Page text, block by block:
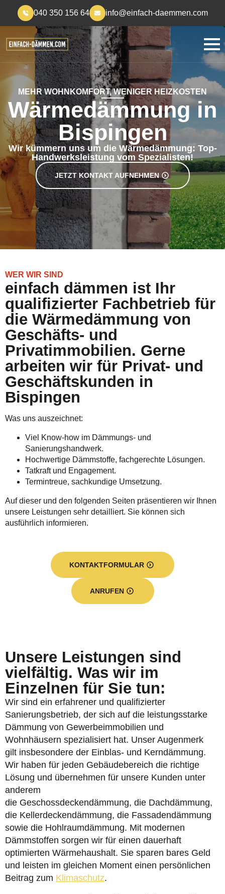
040 350 156 64 info@einfach-daemmen.com
MEHR WOHNKOMFORT, WENIGER HEIZKOSTEN
Wärmedämmung in
Bispingen
Wir kümmern uns um die Wärmedämmung: Top-
Handwerksleistung vom Spezialisten!
JETZT KONTAKT AUFNEHMEN
WER WIR SIND
einfach dämmen ist Ihr
qualifizierter Fachbetrieb für
die Wärmedämmung von
Geschäfts- und
Privatimmobilien. Gerne
arbeiten wir für Privat- und
Geschäftskunden in
Bispingen
Was uns auszeichnet:
Viel Know-how im Dämmungs- und
Sanierungshandwerk.
Hochwertige Dämmstoffe, fachgerechte Lösungen.
Tatkraft und Engagement.
Termintreue, sachkundige Umsetzung.
Auf dieser und den folgenden Seiten präsentieren wir Ihnen
unsere Leistungen sehr detailliert. Sie können sich
ausführlich informieren.
KONTAKTFORMULAR
ANRUFEN
Unsere Leistungen sind
vielfältig. Was wir im
Einzelnen für Sie tun:
Wir sind ein erfahrener und qualifizierter
Sanierungsbetrieb, der sich auf die leistungsstarke
Dämmung von Gewerbeimmobilien und
Wohnhäusern spezialisiert hat. Unser Augenmerk
gilt insbesondere der Einblas- und Kerndämmung.
Wir haben für jeden Gebäudebereich die richtige
Lösung und übernehmen für unsere Kunden unter
anderem
die Geschossdeckendämmung, die Dachdämmung,
die Kellerdeckendämmung, die Fassadendämmung
sowie die Hohlraumdämmung. Mit modernen
Dämmstoffen sorgen wir für einen dauerhaft
optimierten Wärmehaushalt. Sie sparen bares Geld
und leisten im gleichen Moment einen persönlichen
Beitrag zum Klimaschutz.